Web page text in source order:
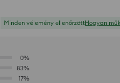
Minden vélemény ellenőrzöttHogyan
0%
83%
17%